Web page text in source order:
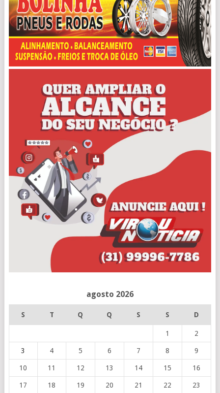
agosto 2026
S T Q Q S S D
1 2
3 4 5 6 7 8 9
10 11 12 13 14 15 16
17 18 19 20 21 22 23